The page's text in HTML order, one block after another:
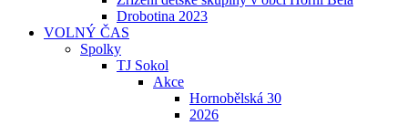
Drobotina 2023
VOLNÝ ČAS
Spolky
TJ Sokol
Akce
Hornobělská 30
2026